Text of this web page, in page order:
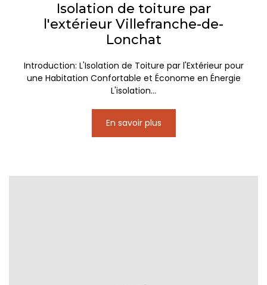
Isolation de toiture par
l'extérieur Villefranche-de-
Lonchat
Introduction: L'Isolation de Toiture par l'Extérieur pour
une Habitation Confortable et Économe en Énergie
L'isolation...
En savoir plus